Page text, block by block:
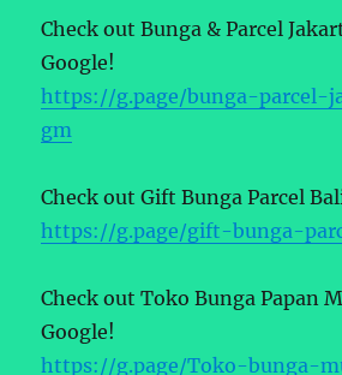
Check out Bunga & Parcel
Google!
https://g.page/bunga-parcel-
gm
Check out Gift Bunga Parcel
https://g.page/gift-bunga-
Check out Toko Bunga Papan
Google!
https://g.page/Toko-bunga-